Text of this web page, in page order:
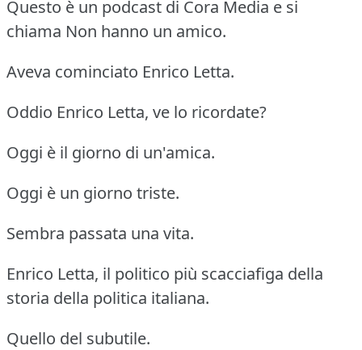
Questo è un podcast di Cora Media e si
chiama Non hanno un amico.
Aveva cominciato Enrico Letta.
Oddio Enrico Letta, ve lo ricordate?
Oggi è il giorno di un'amica.
Oggi è un giorno triste.
Sembra passata una vita.
Enrico Letta, il politico più scacciafiga della
storia della politica italiana.
Quello del subutile.